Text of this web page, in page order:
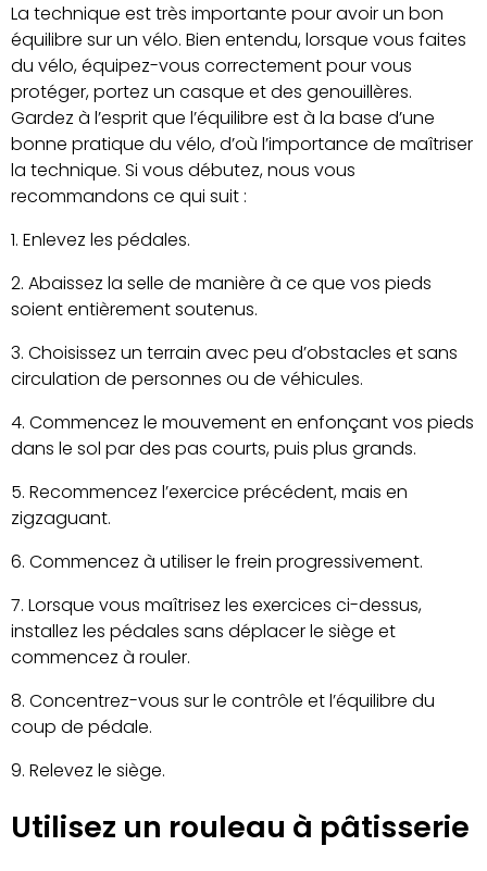
La technique est très importante pour avoir un bon
équilibre sur un vélo. Bien entendu, lorsque vous faites
du vélo, équipez-vous correctement pour vous
protéger, portez un casque et des genouillères.
Gardez à l’esprit que l’équilibre est à la base d’une
bonne pratique du vélo, d’où l’importance de maîtriser
la technique. Si vous débutez, nous vous
recommandons ce qui suit :
Enlevez les pédales.
Abaissez la selle de manière à ce que vos pieds
soient entièrement soutenus.
Choisissez un terrain avec peu d’obstacles et sans
circulation de personnes ou de véhicules.
Commencez le mouvement en enfonçant vos pieds
dans le sol par des pas courts, puis plus grands.
Recommencez l’exercice précédent, mais en
zigzaguant.
Commencez à utiliser le frein progressivement.
Lorsque vous maîtrisez les exercices ci-dessus,
installez les pédales sans déplacer le siège et
commencez à rouler.
Concentrez-vous sur le contrôle et l’équilibre du
coup de pédale.
Relevez le siège.
Utilisez un rouleau à pâtisserie